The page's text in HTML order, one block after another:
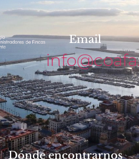
Email
Dónde encontrarnos